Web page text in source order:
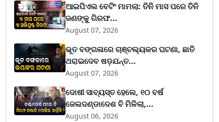
ଆଇପିଏଲ ବେଟିଂ ମାମଲା: ତିନି ମାସ ପରେ ତିନି
ଜଣଙ୍କୁ ଗିରଫ...
August 07, 2026
ଭୂତ ବଙ୍ଗଳାରେ ଚାଞ୍ଚଲ୍ୟକର ଘଟଣା, ଛାତି
ଥରାଇଦେବ ଷଡ଼ଯନ୍ତ...
August 07, 2026
ଦୋଷୀ ସାବ୍ୟସ୍ତ ହେଲେ, ୧୦ ବର୍ଷ
ଜେଲଦଣ୍ଡାଦେଶ ବି ମିଳିଲା,...
August 06, 2026